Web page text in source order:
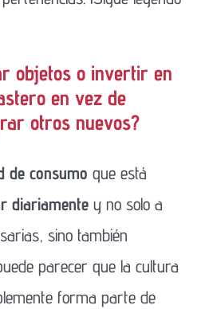
objetos o invertir en
en vez de
otros nuevos?
de consumo que está
diariamente y no solo a
sino también
parecer que la cultura
forma parte de